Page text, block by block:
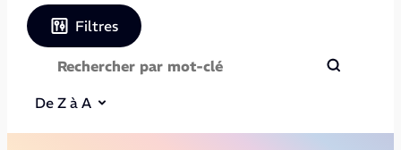
Filtres
De Z à A